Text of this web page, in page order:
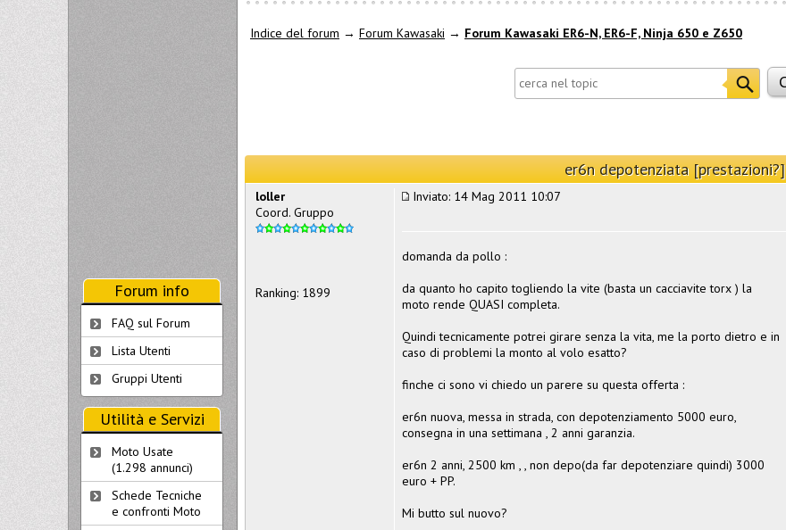
Indice del forum → Forum Kawasaki → Forum Kawasaki ER6-N, ER6-F, Ninja 650 e Z650
er6n depotenziata [prestazioni?]
Inviato: 14 Mag 2011 10:07
domanda da pollo :
da quanto ho capito togliendo la vite (basta un cacciavite torx ) la
moto rende QUASI completa.
Quindi tecnicamente potrei girare senza la vita, me la porto dietro e in
caso di problemi la monto al volo esatto?
finche ci sono vi chiedo un parere su questa offerta :
er6n nuova, messa in strada, con depotenziamento 5000 euro,
consegna in una settimana , 2 anni garanzia.
er6n 2 anni, 2500 km , , non depo(da far depotenziare quindi) 3000
euro + PP.
Mi butto sul nuovo?
loller
Coord. Gruppo
Ranking: 1899
Forum info
FAQ sul Forum
Lista Utenti
Gruppi Utenti
Utilità e Servizi
Moto Usate
(1.298 annunci)
Schede Tecniche
e confronti Moto